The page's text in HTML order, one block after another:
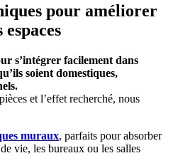
pour améliorer
espaces
s’intégrer facilement dans
soient domestiques,
et l’effet recherché, nous
muraux, parfaits pour absorber
vie, les bureaux ou les salles